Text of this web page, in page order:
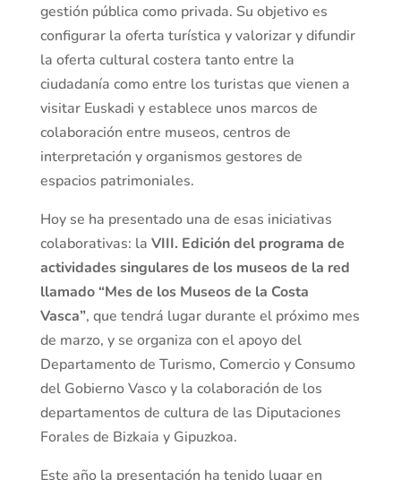
gestión pública como privada. Su objetivo es
configurar la oferta turística y valorizar y difundir
la oferta cultural costera tanto entre la
ciudadanía como entre los turistas que vienen a
visitar Euskadi y establece unos marcos de
colaboración entre museos, centros de
interpretación y organismos gestores de
espacios patrimoniales.
Hoy se ha presentado una de esas iniciativas
colaborativas: la VIII. Edición del programa de
actividades singulares de los museos de la red
llamado “Mes de los Museos de la Costa
Vasca”, que tendrá lugar durante el próximo mes
de marzo, y se organiza con el apoyo del
Departamento de Turismo, Comercio y Consumo
del Gobierno Vasco y la colaboración de los
departamentos de cultura de las Diputaciones
Forales de Bizkaia y Gipuzkoa.
Este año la presentación ha tenido lugar en